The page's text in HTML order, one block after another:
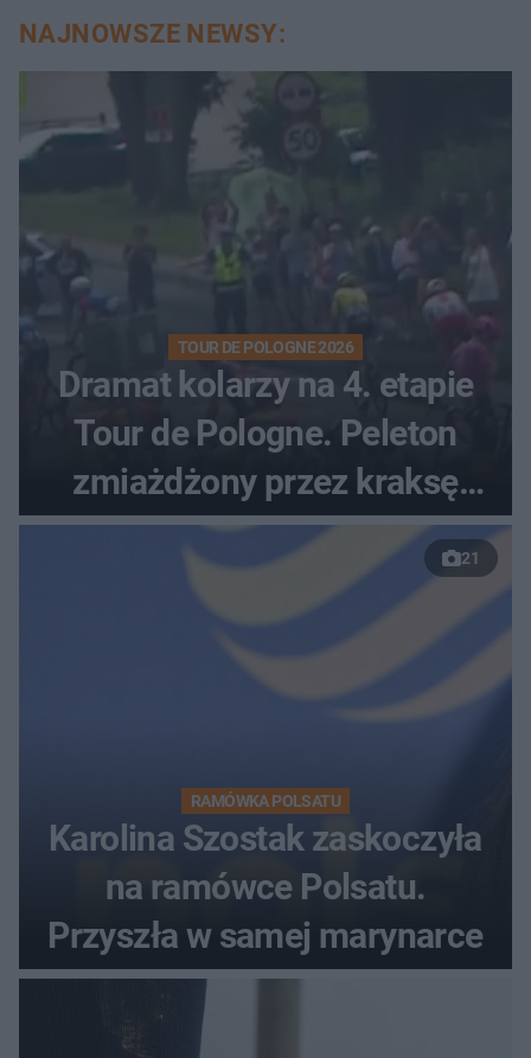
NAJNOWSZE NEWSY:
TOUR DE POLOGNE 2026
Dramat kolarzy na 4. etapie
Tour de Pologne. Peleton
zmiażdżony przez kraksę
przed Karpaczem
21
RAMÓWKA POLSATU
Karolina Szostak zaskoczyła
na ramówce Polsatu.
Przyszła w samej marynarce